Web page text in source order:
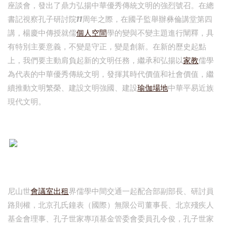
座談會，發出了鼎力弘揚中華優秀傳統文明的強烈號召。在總
書記視察孔子研討院11周年之際，在國子監舉辦彝倫講堂第四
講，楊慶中傳授就儒個人空間學的變與不變主題進行闡釋，具
有特別主要意義，不變是守正，變是創新。在新的歷史起點
上，我們要主動肩負起新的文明任務，繼承和弘揚以家教儒學
為代表的中華優秀傳統文明，發揮其時代價值和社會價值，繼
續推動文明繁榮、建設文明強國、建設瑜伽場地中華平易近族
現代文明。
尼山世會議室出租界儒學中間交通一起配合部副部長、研討員
路則權，北京孔氏鐘表（國際）無限公司董事長、北京殘疾人
基金會理事、孔子世家專項基金管委會委員孔令俊，孔子世家